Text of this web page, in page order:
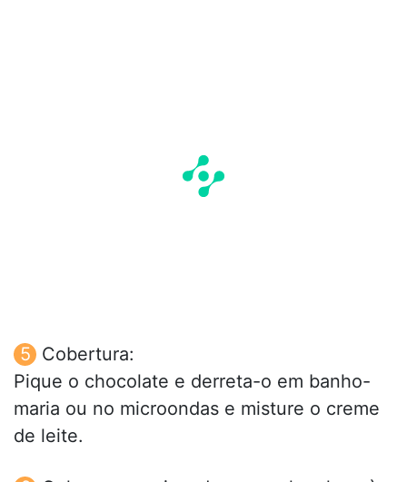
Cobertura:
Pique o chocolate e derreta-o em banho-
maria ou no microondas e misture o creme
de leite.